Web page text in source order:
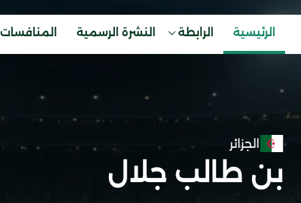
الرئيسية الرابطة النشرة الرسمية المنافسات
الجزائر
بن طالب جلال